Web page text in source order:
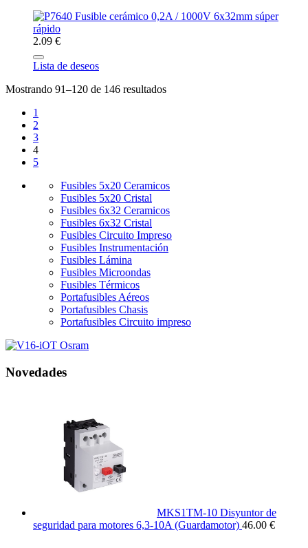
2.09 €
Lista de deseos
Mostrando 91–120 de 146 resultados
1
2
3
4
5
Fusibles 5x20 Ceramicos
Fusibles 5x20 Cristal
Fusibles 6x32 Ceramicos
Fusibles 6x32 Cristal
Fusibles Circuito Impreso
Fusibles Instrumentación
Fusibles Lámina
Fusibles Microondas
Fusibles Térmicos
Portafusibles Aéreos
Portafusibles Chasis
Portafusibles Circuito impreso
Novedades
MKS1TM-10 Disyuntor de
seguridad para motores 6,3-10A (Guardamotor) 46.00 €